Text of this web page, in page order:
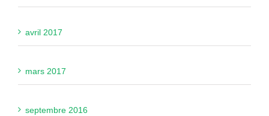
avril 2017
mars 2017
septembre 2016